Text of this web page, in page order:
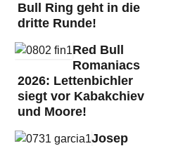
Bull Ring geht in die
dritte Runde!
Red Bull
Romaniacs
2026: Lettenbichler
siegt vor Kabakchiev
und Moore!
Josep